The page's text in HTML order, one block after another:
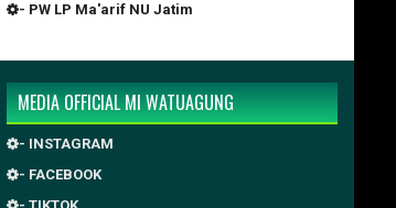
- PW LP Ma'arif NU Jatim
MEDIA OFFICIAL MI WATUAGUNG
- INSTAGRAM
- FACEBOOK